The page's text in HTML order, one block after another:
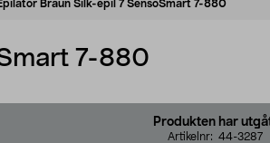
Braun Silk-épil 7 SensoSmart 7-880
7-880
Produkten har
Artikelnr: 44-3287